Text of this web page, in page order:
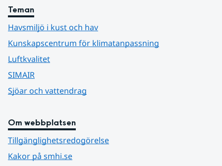
Teman
Havsmiljö i kust och hav
Kunskapscentrum för klimatanpassning
Luftkvalitet
SIMAIR
Sjöar och vattendrag
Om webbplatsen
Tillgänglighetsredogörelse
Kakor på smhi.se